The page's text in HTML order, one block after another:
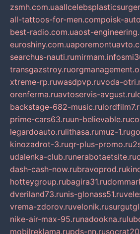
zsmh.com.ua
all-tattoos-for-men.compoisk-
best-radio.com.uaost-
euroshiny.com.ua
searchus-nauti.rumirmam.info
transgazstroy.ru
xtreme-rp.ruwasdpvp.ruvoda-
orenferma.ruavtoservis-avgust.ru
backstage-682-music.ru
prime-cars63.ruun-believable.ru
legardoauto.rulithasa.rumuz-1.ru
kinozadrot-3.ruqr-plus-promo.ru
udalenka-club.runerabotaetsite.ru
dash-cash-now.rubravoprod.ru
hotteygroup.rubagira31.ru
dveriland73.runis-glonass51.ru
vrema-zdorov.ruvelonik.ru
nike-air-max-95.runadookna.ru
mobilreklama.rupds-nn.ru